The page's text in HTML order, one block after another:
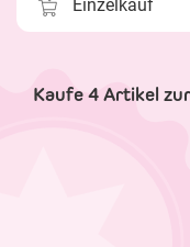
Einzelkauf
Kaufe 4 Artikel